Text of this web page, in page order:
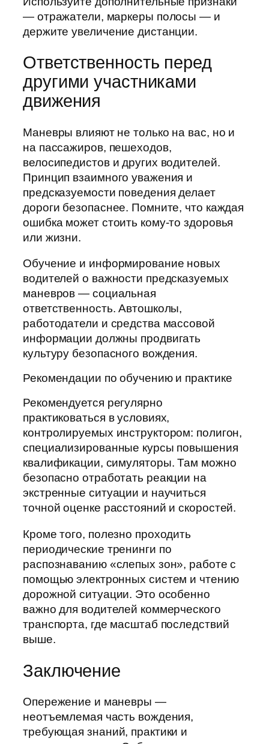
— отражатели, маркеры полосы — и
держите увеличение дистанции.
Ответственность перед
другими участниками
движения
Маневры влияют не только на вас, но и
на пассажиров, пешеходов,
велосипедистов и других водителей.
Принцип взаимного уважения и
предсказуемости поведения делает
дороги безопаснее. Помните, что каждая
ошибка может стоить кому-то здоровья
или жизни.
Обучение и информирование новых
водителей о важности предсказуемых
маневров — социальная
ответственность. Автошколы,
работодатели и средства массовой
информации должны продвигать
культуру безопасного вождения.
Рекомендации по обучению и практике
Рекомендуется регулярно
практиковаться в условиях,
контролируемых инструктором: полигон,
специализированные курсы повышения
квалификации, симуляторы. Там можно
безопасно отработать реакции на
экстренные ситуации и научиться
точной оценке расстояний и скоростей.
Кроме того, полезно проходить
периодические тренинги по
распознаванию «слепых зон», работе с
помощью электронных систем и чтению
дорожной ситуации. Это особенно
важно для водителей коммерческого
транспорта, где масштаб последствий
выше.
Заключение
Опережение и маневры —
неотъемлемая часть вождения,
требующая знаний, практики и